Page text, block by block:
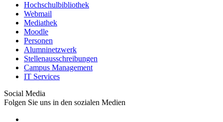
Hochschulbibliothek
Webmail
Mediathek
Moodle
Personen
Alumninetzwerk
Stellenausschreibungen
Campus Management
IT Services
Social Media
Folgen Sie uns in den sozialen Medien